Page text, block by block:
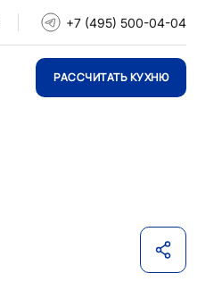
+7 (495) 500-04-04
РАССЧИТАТЬ КУХНЮ